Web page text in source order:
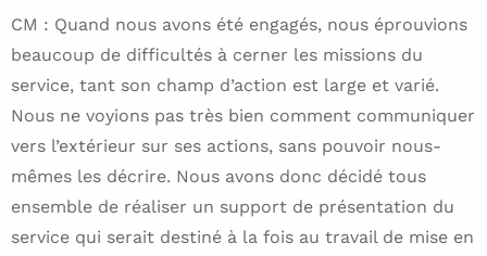
CM : Quand nous avons été engagés, nous éprouvions
beaucoup de difficultés à cerner les missions du
service, tant son champ d’action est large et varié.
Nous ne voyions pas très bien comment communiquer
vers l’extérieur sur ses actions, sans pouvoir nous-
mêmes les décrire. Nous avons donc décidé tous
ensemble de réaliser un support de présentation du
service qui serait destiné à la fois au travail de mise en